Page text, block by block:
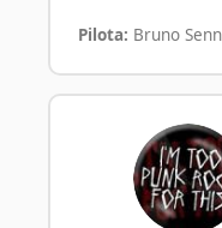
Pilota: Bruno